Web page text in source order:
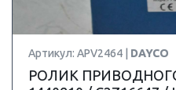
Артикул: APV2464 | DAYCO
РОЛИК